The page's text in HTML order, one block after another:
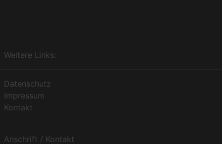
Weitere Links:
Datenschutz
Impressum
Kontakt
Anschrift / Kontakt